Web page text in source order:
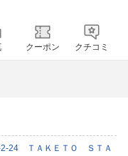
クーポン クチコミ
2-24 ＴＡＫＥＴＯ ＳＴＡ